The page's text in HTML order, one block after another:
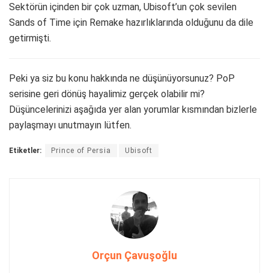
Sektörün içinden bir çok uzman, Ubisoft’un çok sevilen
Sands of Time için Remake hazırlıklarında olduğunu da dile
getirmişti.
Peki ya siz bu konu hakkında ne düşünüyorsunuz? PoP
serisine geri dönüş hayalimiz gerçek olabilir mi?
Düşüncelerinizi aşağıda yer alan yorumlar kısmından bizlerle
paylaşmayı unutmayın lütfen.
Etiketler: Prince of Persia Ubisoft
Orçun Çavuşoğlu